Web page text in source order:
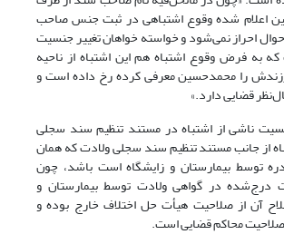
اعلام شده و‌قوع اشتباهی در ثبت جنس صاحب
احراز نمی‌شود و خواسته خواهان تغییر جنسیت
فرض و‌قوع اشتباه هم این اشتباه از ناحیه
را محمدحسین معرفی کرده رخ داده است و
قضایی دارد.»
ناشی از اشتباه در مستند تنظیم سند سجلی
از جانب مستند تنظیم سند سجلی ولادت که همان
توسط بیمارستان و زایشگاه است باشد، چون
درج‌شده در گواهی ولادت توسط بیمارستان و
آن از صلاحیت هیأت حل اختلاف خارج بوده و
محاکم قضایی است.